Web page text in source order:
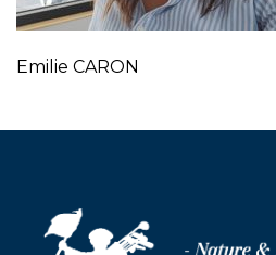
Emilie CARON